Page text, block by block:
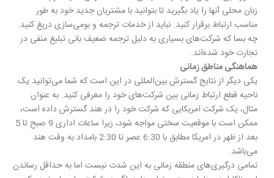
زبان محلی آنها را یاد بگیرید تا بتوانید با مشتریان جدید خود به طور
مناسب ارتباط برقرار کنید. نباید از خدمات ترجمه و بومی‌سازی دریغ کنید.
چه بسا که شرکت‌های بسیاری به دلیل ترجمه ضعیف بانی تبلیغ منفی در
تجارت خود شده‌اند.
هماهنگی مناطق زمانی
یکی دیگر از نتایج گسترش بین‌المللی در این است که شما می‌توانید یک
ناحیه قطع ارتباط زمانی بین شرکت‌های خود را معرفی کنید. به عنوان
مثال، یک شرکت امریکایی که شرکت خود را در هند گسترش داده است،
ممکن است با موقعیت سختی مواجه شود، زیرا ساعات اداری 9 صبح تا 5
بعد از ظهر در امریکا مطابق با 6:30 عصر تا 2:30 بامداد به وقت هند
می‌باشد.
تمامی درگیری‌های منطقه زمانی به این شدت نیست اما به حداقل رساندن